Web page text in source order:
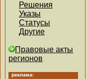
Решения
Указы
Статусы
Другие
Правовые акты
регионов